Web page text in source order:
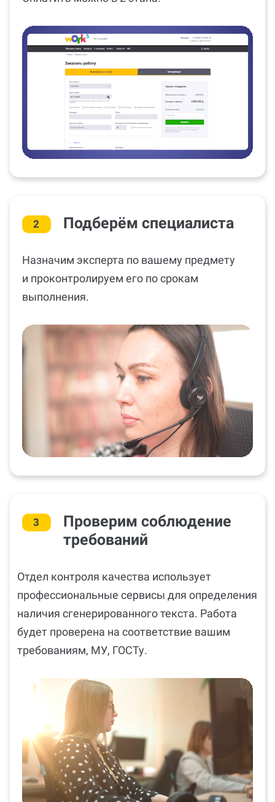
2 Подберём специалиста
Назначим эксперта по вашему предмету
и проконтролируем его по срокам
выполнения.
3
Проверим соблюдение
требований
Отдел контроля качества использует
профессиональные сервисы для определения
наличия сгенерированного текста. Работа
будет проверена на соответствие вашим
требованиям, МУ, ГОСТу.